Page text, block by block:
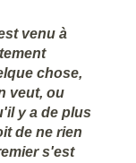
venu à
chose,
veut, ou
y a de plus
de ne rien
s'est